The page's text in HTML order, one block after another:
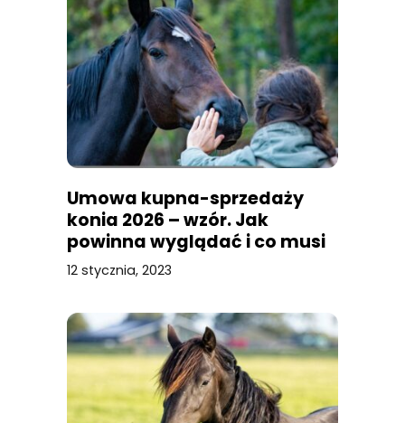
Umowa kupna-sprzedaży
konia 2026 – wzór. Jak
powinna wyglądać i co musi
zawierać?
12 stycznia, 2023